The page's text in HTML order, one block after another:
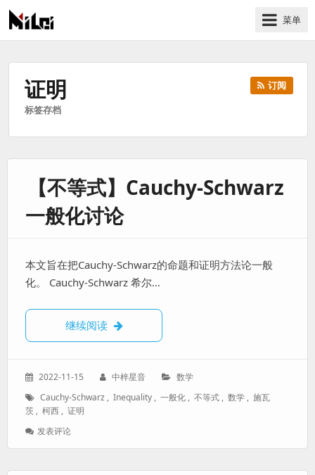
有
技
菜单
证明
标签存档
订阅
【不等式】Cauchy-Schwarz
一般化讨论
本文旨在把Cauchy-Schwarz的命题和证明方法论一般
化。 Cauchy-Schwarz 希尔…
继续阅读 【不等式】Cauchy-Schwarz一般化讨论
发
于：
2022-11-15
作
中梓星音
分
数学
标
签：
Cauchy-Schwarz , Inequality , 一般化 , 不等式 , 数学 , 施瓦
茨 , 柯西 , 证明
发表评论: 【不
Cauchy-